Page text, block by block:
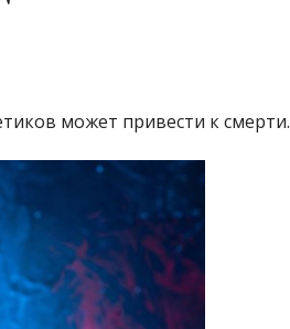
может привести к смерти.